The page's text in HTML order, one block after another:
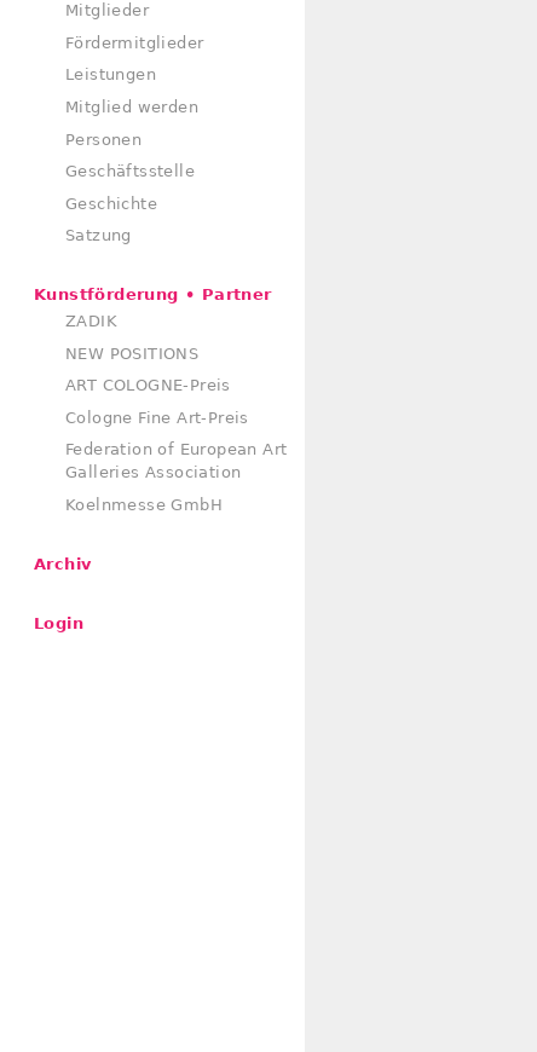
Mitglieder
Fördermitglieder
Leistungen
Mitglied werden
Personen
Geschäftsstelle
Geschichte
Satzung
Kunstförderung • Partner
ZADIK
NEW POSITIONS
ART COLOGNE-Preis
Cologne Fine Art-Preis
Federation of European Art
Galleries Association
Koelnmesse GmbH
Archiv
Login